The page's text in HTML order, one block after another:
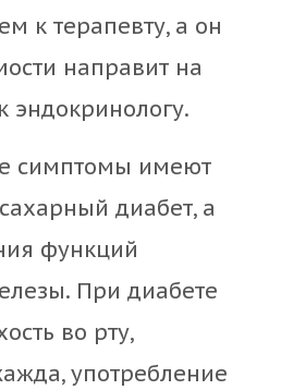
к терапевту, а он
направит на
эндокринологу.
симптомы имеют
диабет, а
функций
При диабете
во рту,
употребление